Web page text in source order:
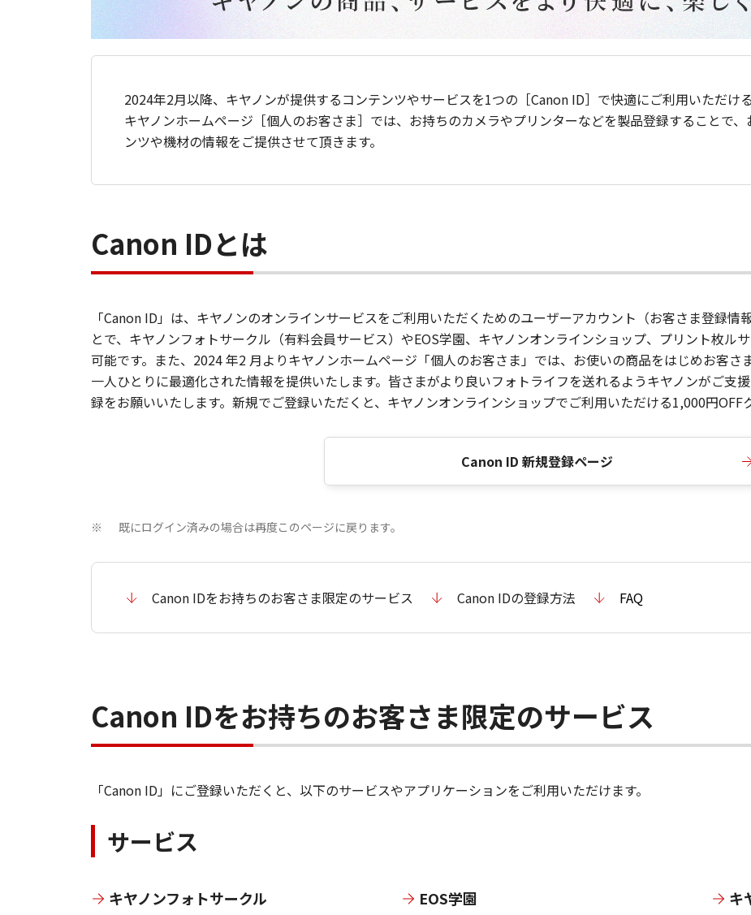
2024年2月以降、キヤノンが提供するコンテンツやサービスを1つの［Canon ID］で快適にご利用いただけ
キヤノンホームページ［個人のお客さま］では、お持ちのカメラやプリンターなどを製品登録することで
ンツや機材の情報をご提供させて頂きます。
Canon IDとは
「Canon ID」は、キヤノンのオンラインサービスをご利用いただくためのユーザーアカウント（お客さま登録情
とで、キヤノンフォトサークル（有料会員サービス）やEOS学園、キヤノンオンラインショップ、プリント枚ル
可能です。また、2024 年2 月よりキヤノンホームページ「個人のお客さま」では、お使いの商品をはじめお客さ
一人ひとりに最適化された情報を提供いたします。皆さまがより良いフォトライフを送れるようキヤノンがご支
録をお願いいたします。新規でご登録いただくと、キヤノンオンラインショップでご利用いただける1,000円OFF
Canon ID 新規登録ページ
※ 既にログイン済みの場合は再度このページに戻ります。
Canon IDをお持ちのお客さま限定のサービス Canon IDの登録方法 FAQ
Canon IDをお持ちのお客さま限定のサービス
「Canon ID」にご登録いただくと、以下のサービスやアプリケーションをご利用いただけます。
サービス
キヤノンフォトサークル EOS学園 キ